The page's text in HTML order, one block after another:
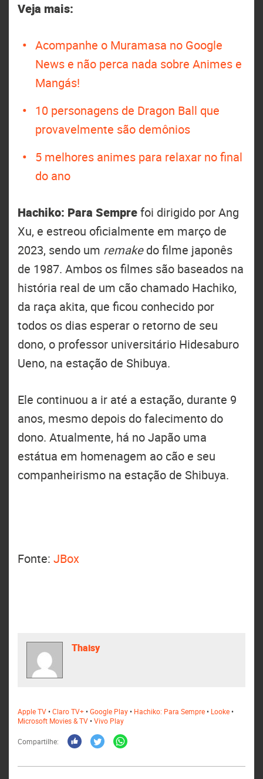
Veja mais:
Acompanhe o Muramasa no Google
News e não perca nada sobre Animes e
Mangás!
10 personagens de Dragon Ball que
provavelmente são demônios
5 melhores animes para relaxar no final
do ano
Hachiko: Para Semprefoi dirigido por Ang
Xu, e estreou oficialmente em março de
2023, sendo um remakedo filme japonês
de 1987. Ambos os filmes são baseados na
história real de um cão chamado Hachiko,
da raça akita, que ficou conhecido por
todos os dias esperar o retorno de seu
dono, o professor universitário Hidesaburo
Ueno, na estação de Shibuya.
Ele continuou a ir até a estação, durante 9
anos, mesmo depois do falecimento do
dono. Atualmente, há no Japão uma
estátua em homenagem ao cão e seu
companheirismo na estação de Shibuya.
Fonte: JBox
Thaisy
Apple TV•Claro TV+•Google Play• Hachiko: Para Sempre• Looke•
Microsoft Movies & TV•Vivo Play
Compartilhe: